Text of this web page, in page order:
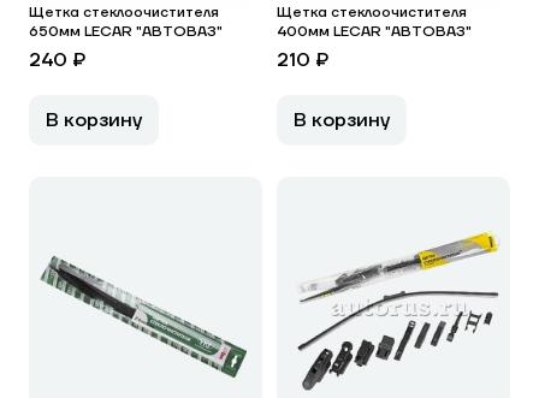
Щетка стеклоочистителя
650мм LECAR "АВТОВАЗ"
240 ₽
В корзину
Щетка стеклоочистителя
400мм LECAR "АВТОВАЗ"
210 ₽
В корзину